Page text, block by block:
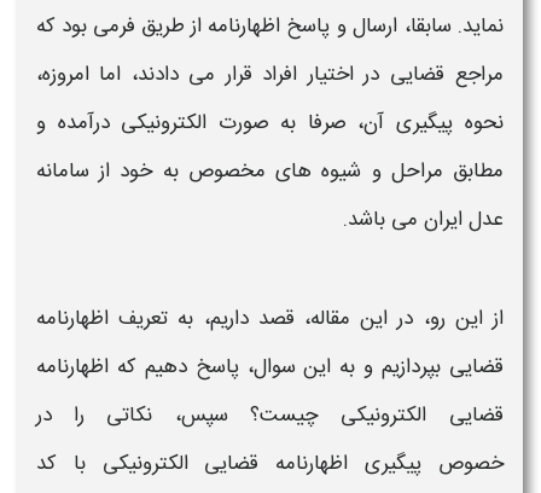
نماید. سابقا، ارسال و پاسخ اظهارنامه از طریق فرمی بود که
مراجع قضایی در اختیار افراد قرار می دادند، اما امروزه،
نحوه پیگیری آن، صرفا به صورت الکترونیکی درآمده و
مطابق مراحل و شیوه های مخصوص به خود از سامانه
عدل ایران می باشد.
از این رو، در این مقاله، قصد داریم، به تعریف اظهارنامه
قضایی بپردازیم و به این سوال، پاسخ دهیم که اظهارنامه
قضایی الکترونیکی چیست؟ سپس، نکاتی را در
خصوص پیگیری اظهارنامه قضایی الکترونیکی با کد